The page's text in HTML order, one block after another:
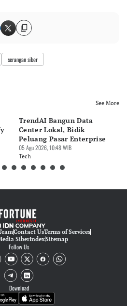
serangan siber
See More
TrendAI Bangun Data
Center Lokal, Bidik
Peluang Pasar Enterprise
05 Agu 2026, 10:48 WIB
Tech
Contact UsTerms of Services
SiberIndexSitemap
Follow Us
Download